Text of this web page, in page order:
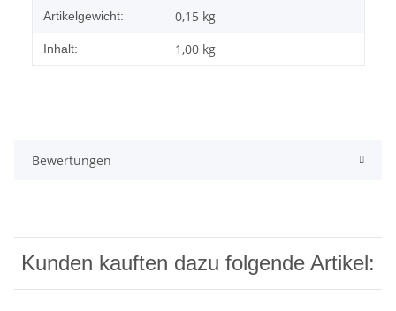
Artikelgewicht: 0,15 kg
Inhalt: 1,00 kg
Bewertungen
Kunden kauften dazu folgende Artikel: